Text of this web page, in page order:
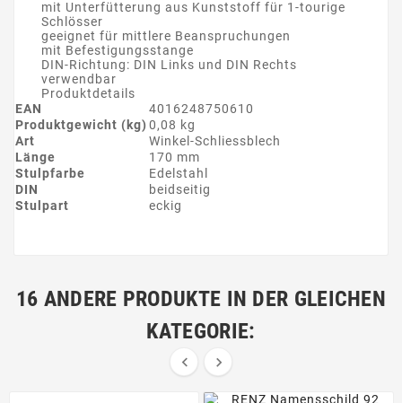
mit Unterfütterung aus Kunststoff für 1-tourige
Schlösser
geeignet für mittlere Beanspruchungen
mit Befestigungsstange
DIN-Richtung: DIN Links und DIN Rechts
verwendbar
Produktdetails
EAN
4016248750610
Produktgewicht (kg) 0,08 kg
Art
Winkel-Schliessblech
Länge
170 mm
Stulpfarbe
Edelstahl
DIN
beidseitig
Stulpart
eckig
16 ANDERE PRODUKTE IN DER GLEICHEN
KATEGORIE:
 